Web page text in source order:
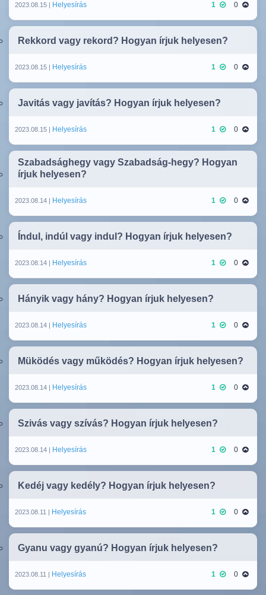
2023.08.15 | Helyesírás 1 0
Rekkord vagy rekord? Hogyan írjuk helyesen?
2023.08.15 | Helyesírás 1 0
Javitás vagy javítás? Hogyan írjuk helyesen?
2023.08.15 | Helyesírás 1 0
Szabadsághegy vagy Szabadság-hegy? Hogyan
írjuk helyesen?
2023.08.14 | Helyesírás 1 0
Índul, indúl vagy indul? Hogyan írjuk helyesen?
2023.08.14 | Helyesírás 1 0
Hányik vagy hány? Hogyan írjuk helyesen?
2023.08.14 | Helyesírás 1 0
Müködés vagy működés? Hogyan írjuk helyesen?
2023.08.14 | Helyesírás 1 0
Szivás vagy szívás? Hogyan írjuk helyesen?
2023.08.14 | Helyesírás 1 0
Kedéj vagy kedély? Hogyan írjuk helyesen?
2023.08.11 | Helyesírás 1 0
Gyanu vagy gyanú? Hogyan írjuk helyesen?
2023.08.11 | Helyesírás 1 0